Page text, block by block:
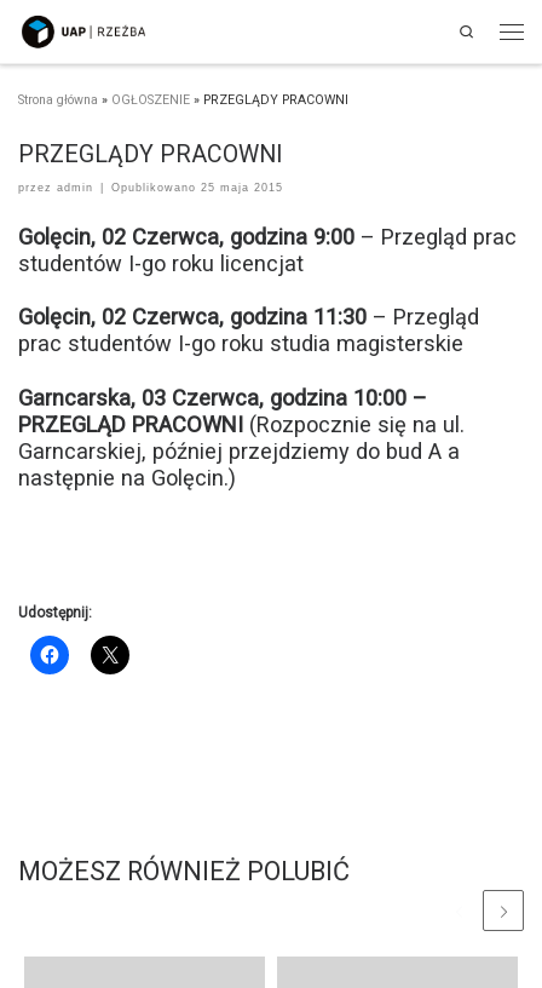
Przejdź do treści
Search
Strona główna » OGŁOSZENIE » PRZEGLĄDY PRACOWNI
PRZEGLĄDY PRACOWNI
przez admin Opublikowano 25 maja 2015
Golęcin, 02 Czerwca, godzina 9:00 – Przegląd prac
studentów I-go roku licencjat
Golęcin, 02 Czerwca, godzina 11:30 – Przegląd
prac studentów I-go roku studia magisterskie
Garncarska, 03 Czerwca, godzina 10:00 –
PRZEGLĄD PRACOWNI (Rozpocznie się na ul.
Garncarskiej, później przejdziemy do bud A a
następnie na Golęcin.)
Udostępnij:
MOŻESZ RÓWNIEŻ POLUBIĆ